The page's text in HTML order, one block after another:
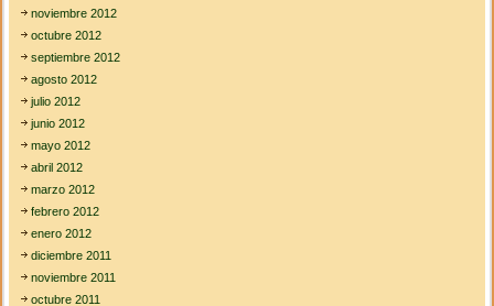
noviembre 2012
octubre 2012
septiembre 2012
agosto 2012
julio 2012
junio 2012
mayo 2012
abril 2012
marzo 2012
febrero 2012
enero 2012
diciembre 2011
noviembre 2011
octubre 2011